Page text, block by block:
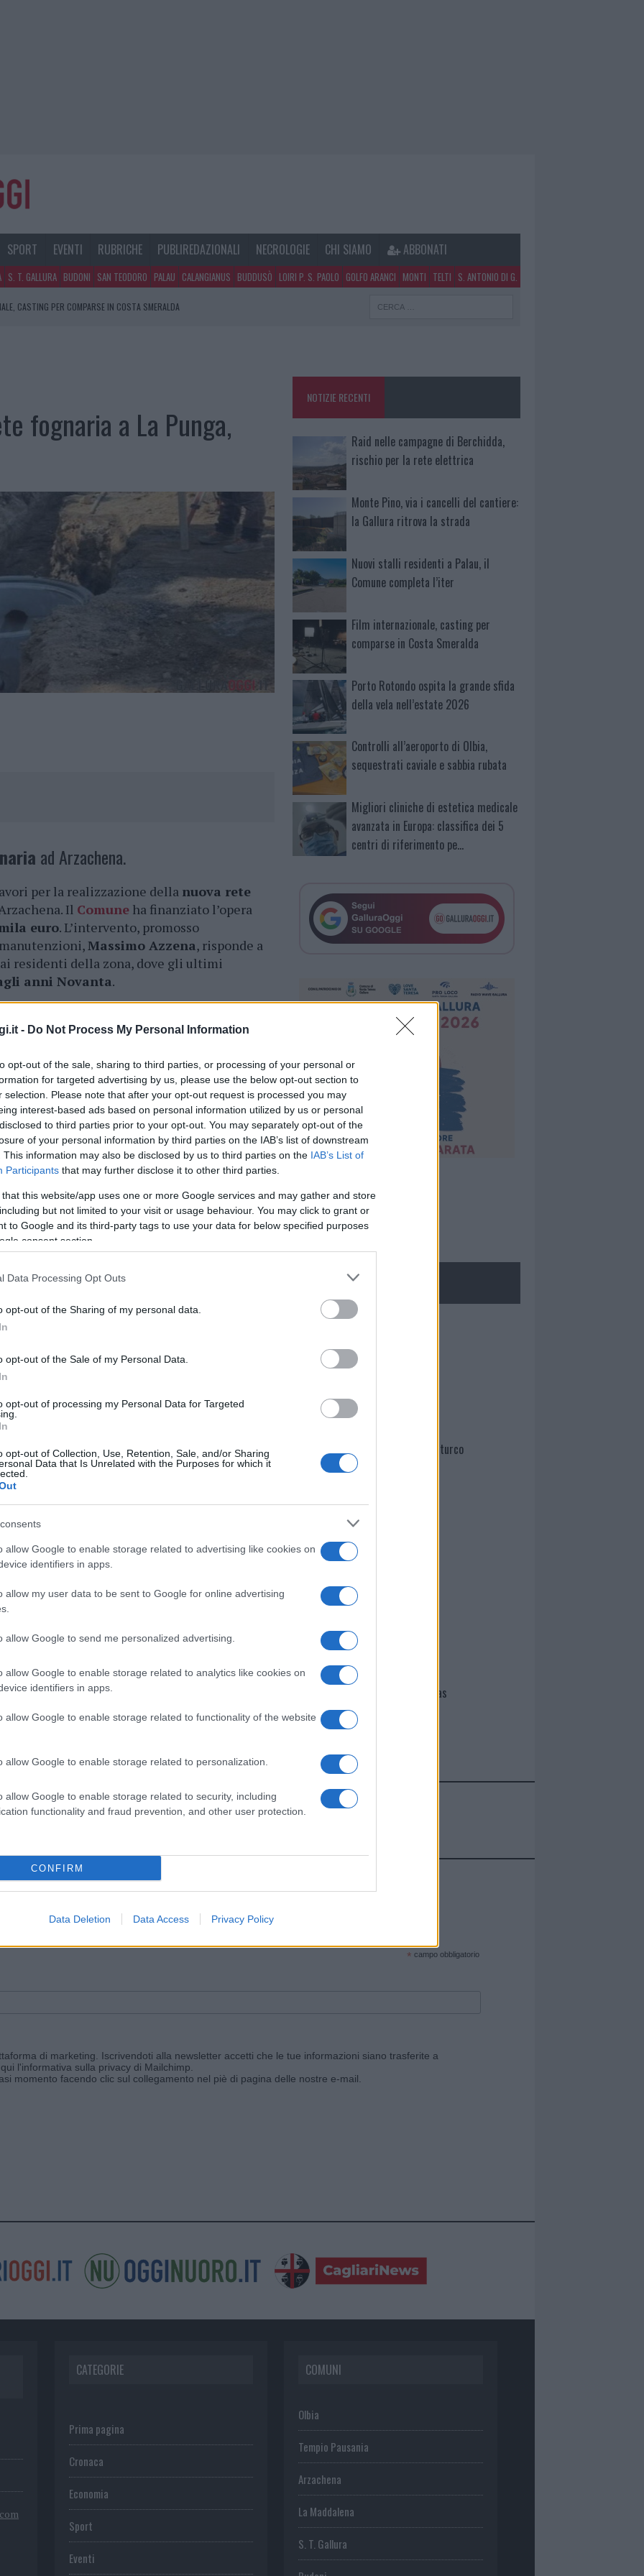
- Do Not Process My Personal Information
opt-out of the sale, sharing to third parties, or processing of your personal or
for targeted advertising by us, please use the below opt-out section to
selection. Please note that after your opt-out request is processed you may
interest-based ads based on personal information utilized by us or personal
to third parties prior to your opt-out. You may separately opt-out of the
of your personal information by third parties on the IAB’s list of downstream
This information may also be disclosed by us to third parties on the IAB’s List of
Participants that may further disclose it to other third parties.
that this website/app uses one or more Google services and may gather and store
but not limited to your visit or usage behaviour. You may click to grant or
to Google and its third-party tags to use your data for below specified purposes
consent section.
Data Processing Opt Outs
opt-out of the Sharing of my personal data.
opt-out of the Sale of my Personal Data.
opt-out of processing my Personal Data for Targeted
opt-out of Collection, Use, Retention, Sale, and/or Sharing
Data that Is Unrelated with the Purposes for which it
allow Google to enable storage related to advertising like cookies on
identifiers in apps.
allow my user data to be sent to Google for online advertising
allow Google to send me personalized advertising.
allow Google to enable storage related to analytics like cookies on
identifiers in apps.
allow Google to enable storage related to functionality of the website
allow Google to enable storage related to personalization.
allow Google to enable storage related to security, including
functionality and fraud prevention, and other user protection.
CONFIRM
Data Deletion Data Access Privacy Policy
SPORT EVENTI RUBRICHE PUBLIREDAZIONALI NECROLOGIE CHI SIAMO ABBONATI
S. T. GALLURA BUDONI SAN TEODORO PALAU CALANGIANUS BUDDUSÒ LOIRI P. S. PAOLO GOLFO ARANCI MONTI TELTI S. ANTONIO DI G.
CASTING PER COMPARSE IN COSTA SMERALDA
fognaria a La Punga,
ad Arzachena.
per la realizzazione della nuova rete
Il Comune ha finanziato l’opera
euro. L’intervento, promosso
Massimo Azzena, risponde a
residenti della zona, dove gli ultimi
anni Novanta.
si assiste a un’importante
a innalzare sensibilmente gli
la qualità della vita quotidiana delle
Al termine definitivo dei cantieri, la nuova
e presa in gestione ufficiale dalla
dell’attivazione finale del servizio per
ultime operenecessarie alla connessione
della località viene temporaneamente
giorni. La sospensione della
per garantire il completamento delle
sicurezza.
nella sezione
NOTIZIE RECENTI
Raid nelle campagne di Berchidda,
rischio per la rete elettrica
Monte Pino, via i cancelli del cantiere:
la Gallura ritrova la strada
Nuovi stalli residenti a Palau, il
Comune completa l’iter
Film internazionale, casting per
comparse in Costa Smeralda
Porto Rotondo ospita la grande sfida
della vela nell’estate 2026
Controlli all’aeroporto di Olbia,
sequestrati caviale e sabbia rubata
Migliori cliniche di estetica medicale
avanzata in Europa: classifica dei 5
centri di riferimento pe…
NECROLOGIE
Martina Agostina Diturco
I nostri cari
I nostri cari
Giovannimaria Cabras
Invia un Comunicato Stampa|Pubblicità|Segnala
e ricevi le nostre email periodiche contenenti le ultime notizie pubblicate sul sito web!
* campo obbligatorio
di marketing. Iscrivendoti alla newsletter accetti che le tue informazioni siano trasferite a
l'informativa sulla privacy di Mailchimp
momento facendo clic sul collegamento nel piè di pagina delle nostre e-mail.
CATEGORIE
Prima pagina
Cronaca
Economia
Sport
Eventi
COMUNI
Olbia
Tempio Pausania
Arzachena
La Maddalena
S. T. Gallura